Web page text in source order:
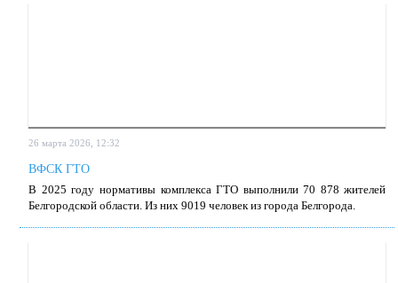
26 марта 2026, 12:32
ВФСК ГТО
В 2025 го­ду нор­ма­ти­вы ком­плек­са ГТО вы­пол­ни­ли 70 878 жи­те­лей
Бел­го­род­ской об­ла­сти. Из них 9019 че­ло­век из го­ро­да Бел­го­ро­да.